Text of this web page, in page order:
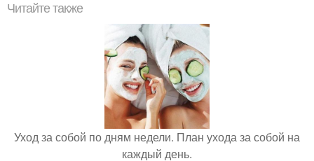
Читайте также
Уход за собой по дням недели. План ухода за собой на
каждый день.